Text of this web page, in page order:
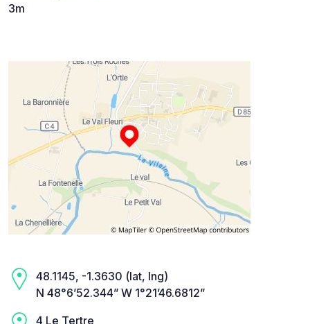
3m
48.1145, -1.3630 (lat, lng)
N 48°6’52.344” W 1°21’46.6812”
4 Le Tertre